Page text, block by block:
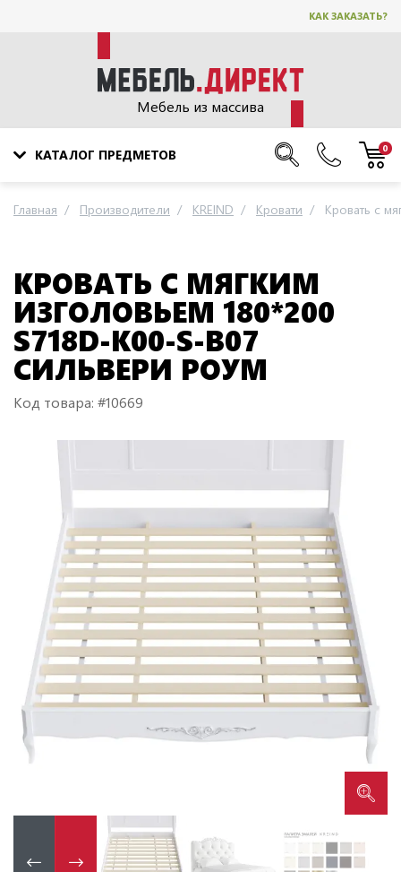
КАК ЗАКАЗАТЬ?
Мебель из массива
КАТАЛОГ ПРЕДМЕТОВ 0
Главная Производители KREIND Кровати Кровать с
КРОВАТЬ С МЯГКИМ
ИЗГОЛОВЬЕМ 180*200
S718D-K00-S-B07
СИЛЬВЕРИ РОУМ
Код товара: #10669